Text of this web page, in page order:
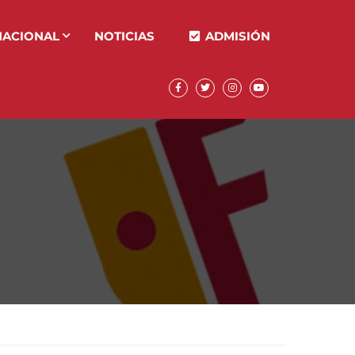
NOTICIAS ADMISIÓN